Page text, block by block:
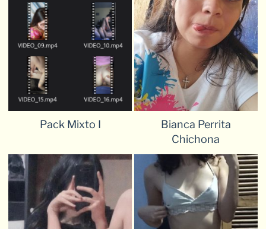
Pack Mixto I
Bianca Perrita
Chichona